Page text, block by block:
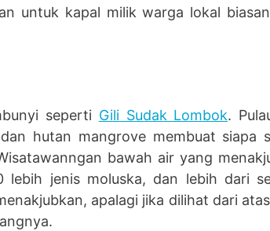
untuk kapal milik warga lokal
seperti Gili Sudak Lombok.
hutan mangrove membuat siapa
bawah air yang
jenis moluska, dan lebih dari
apalagi jika dilihat dari